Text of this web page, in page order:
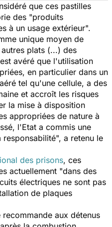
que ces pastilles
des "produits
à un usage extérieur".
unique moyen de
plats (...) des
avéré que l'utilisation
en particulier dans un
tel qu'une cellule, a des
et accroît les risques
la mise à disposition
appropriées de nature à
l'Etat a commis une
a retenu le
des prisons, ces
actuellement "dans des
électriques ne sont pas
de plaques
aux détenus